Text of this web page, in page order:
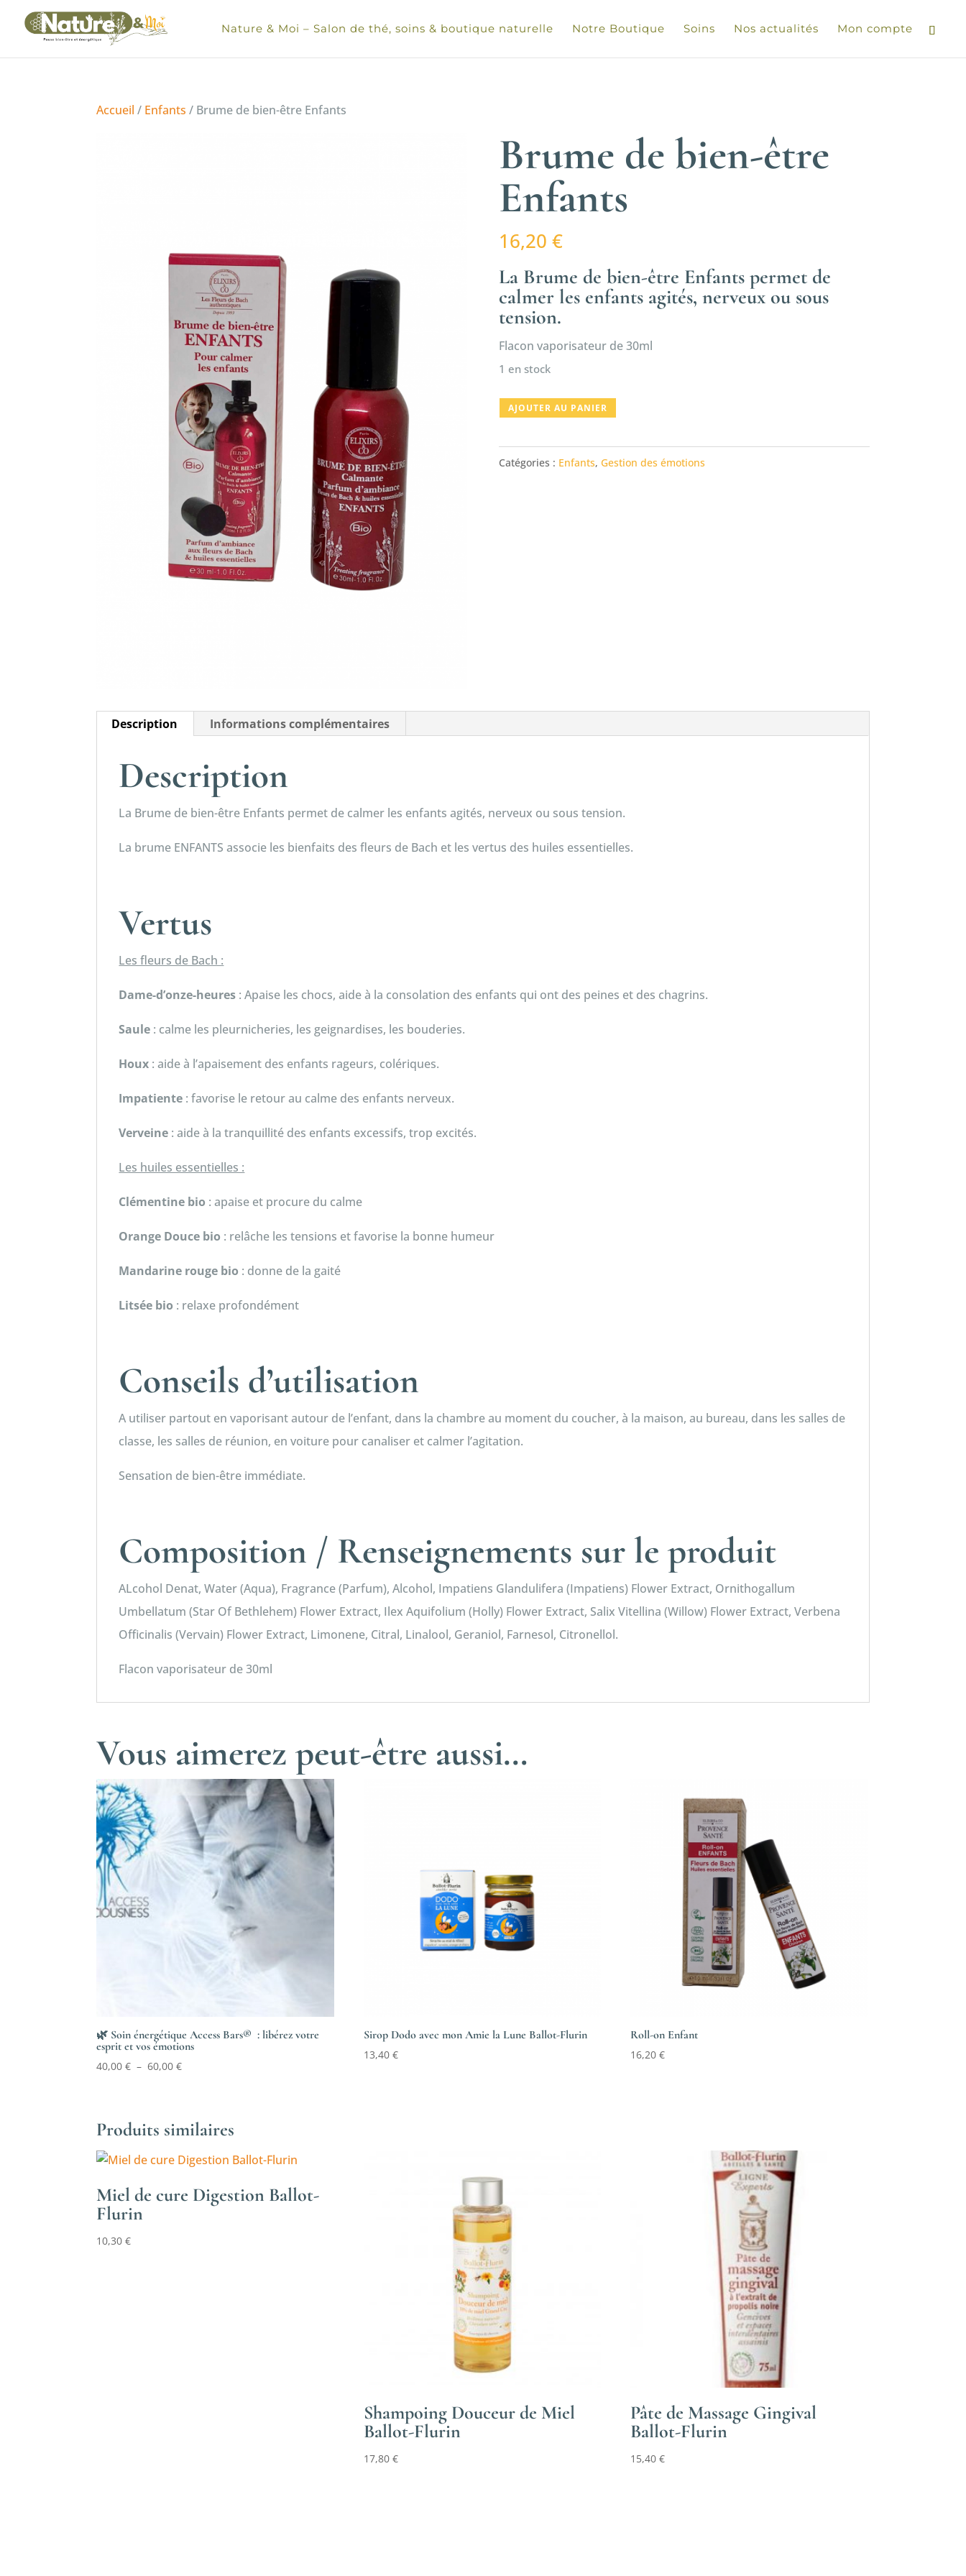
Nature & Moi – Salon de thé, soins & boutique naturelle Notre Boutique Soins Nos actualités Mon compte
Accueil / Enfants / Brume de bien-être Enfants
Brume de bien-être
Enfants
16,20 €
La Brume de bien-être Enfants permet de
calmer les enfants agités, nerveux ou sous
tension.
Flacon vaporisateur de 30ml
1 en stock
quantité
AJOUTER AU PANIER
Catégories : Enfants, Gestion des émotions
Description Informations complémentaires
Description
La Brume de bien-être Enfants permet de calmer les enfants agités, nerveux ou sous tension.
La brume ENFANTS associe les bienfaits des fleurs de Bach et les vertus des huiles essentielles.
Vertus
Les fleurs de Bach :
Dame-d’onze-heures : Apaise les chocs, aide à la consolation des enfants qui ont des peines et des chagrins.
Saule : calme les pleurnicheries, les geignardises, les bouderies.
Houx : aide à l’apaisement des enfants rageurs, colériques.
Impatiente : favorise le retour au calme des enfants nerveux.
Verveine : aide à la tranquillité des enfants excessifs, trop excités.
Les huiles essentielles :
Clémentine bio : apaise et procure du calme
Orange Douce bio : relâche les tensions et favorise la bonne humeur
Mandarine rouge bio : donne de la gaité
Litsée bio : relaxe profondément
Conseils d’utilisation
A utiliser partout en vaporisant autour de l’enfant, dans la chambre au moment du coucher, à la maison, au bureau, dans les salles de
classe, les salles de réunion, en voiture pour canaliser et calmer l’agitation.
Sensation de bien-être immédiate.
Composition / Renseignements sur le produit
ALcohol Denat, Water (Aqua), Fragrance (Parfum), Alcohol, Impatiens Glandulifera (Impatiens) Flower Extract, Ornithogallum
Umbellatum (Star Of Bethlehem) Flower Extract, Ilex Aquifolium (Holly) Flower Extract, Salix Vitellina (Willow) Flower Extract, Verbena
Officinalis (Vervain) Flower Extract, Limonene, Citral, Linalool, Geraniol, Farnesol, Citronellol.
Flacon vaporisateur de 30ml
Vous aimerez peut-être aussi…
🌿 Soin énergétique Access Bars® : libérez votre
esprit et vos émotions
40,00€ – 60,00€Plage
à
Sirop Dodo avec mon Amie la Lune Ballot-Flurin
13,40 €
Roll-on Enfant
16,20€
Produits similaires
Miel de cure Digestion Ballot-
Flurin
10,30€
Shampoing Douceur de Miel
Ballot-Flurin
17,80 €
Pâte de Massage Gingival
Ballot-Flurin
15,40€